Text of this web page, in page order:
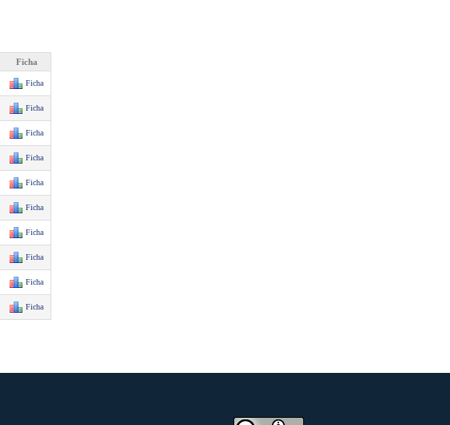
Ficha
Ficha
Ficha
Ficha
Ficha
Ficha
Ficha
Ficha
Ficha
Ficha
Ficha